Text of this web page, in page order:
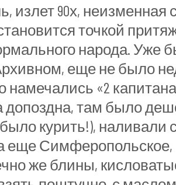
излет 90х, неизменная
точкой
народа. Уже
еще не было
намечались «2
допоздна, там было
курить!), наливали
еще
же блины,